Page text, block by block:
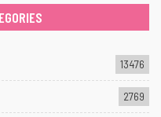
13476
2769